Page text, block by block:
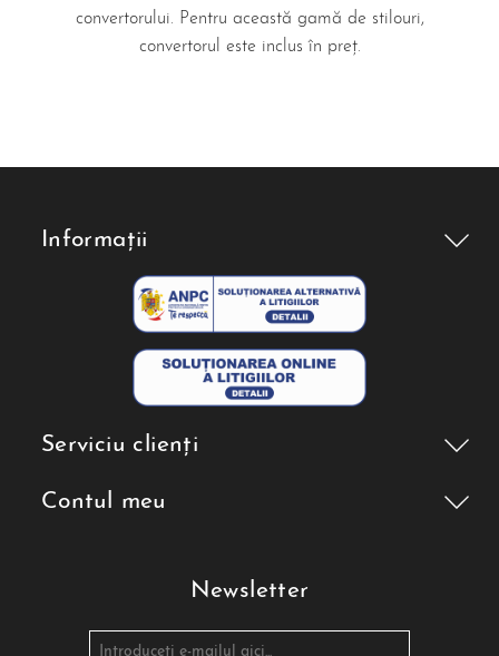
convertorului. Pentru această gamă de stilouri,
convertorul este inclus în preț.
Informații
Serviciu clienți
Contul meu
Newsletter